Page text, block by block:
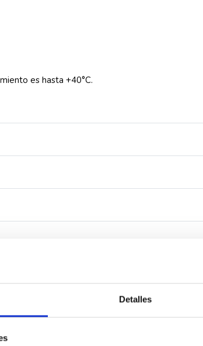
Detalles
es hasta +40°C.